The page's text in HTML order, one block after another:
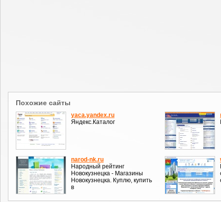
Похожие сайты
yaca.yandex.ru
Яндекс.Каталог
narod-nk.ru
Народный рейтинг
Новокузнецка - Магазины
Новокузнецка. Куплю, купить
в